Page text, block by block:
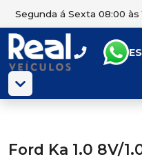
Segunda á Sexta 08:00 às
Ford Ka 1.0 8V/